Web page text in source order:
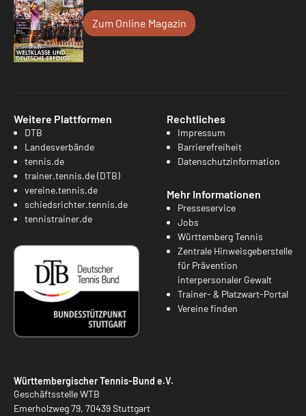
Zum Online Magazin
Weitere Plattformen
DTB
Landesverbände
tennis.de
trainer.tennis.de (DTB)
vereine.tennis.de
schiedsrichter.tennis.de
tennistrainer.de
Rechtliches
Impressum
Barrierefreiheit
Datenschutzinformation
Mehr Informationen
Presseservice
Jobs
Württemberg Tennis
Zentrale Hinweisgeberstelle
für Prävention
interpersonaler Gewalt
Trainer- & Platzwart-Portal
Vereine finden
Württembergischer Tennis-Bund e.V.
Geschäftsstelle WTB
Emerholzweg 79, 70439 Stuttgart